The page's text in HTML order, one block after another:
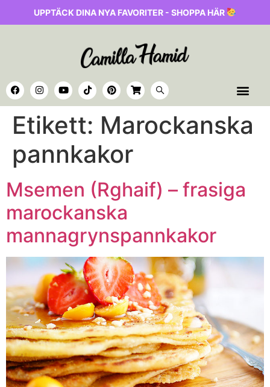
UPPTÄCK DINA NYA FAVORITER - SHOPPA HÄR
Etikett: Marockanska
pannkakor
Msemen (Rghaif) – frasiga
marockanska
mannagrynspannkakor